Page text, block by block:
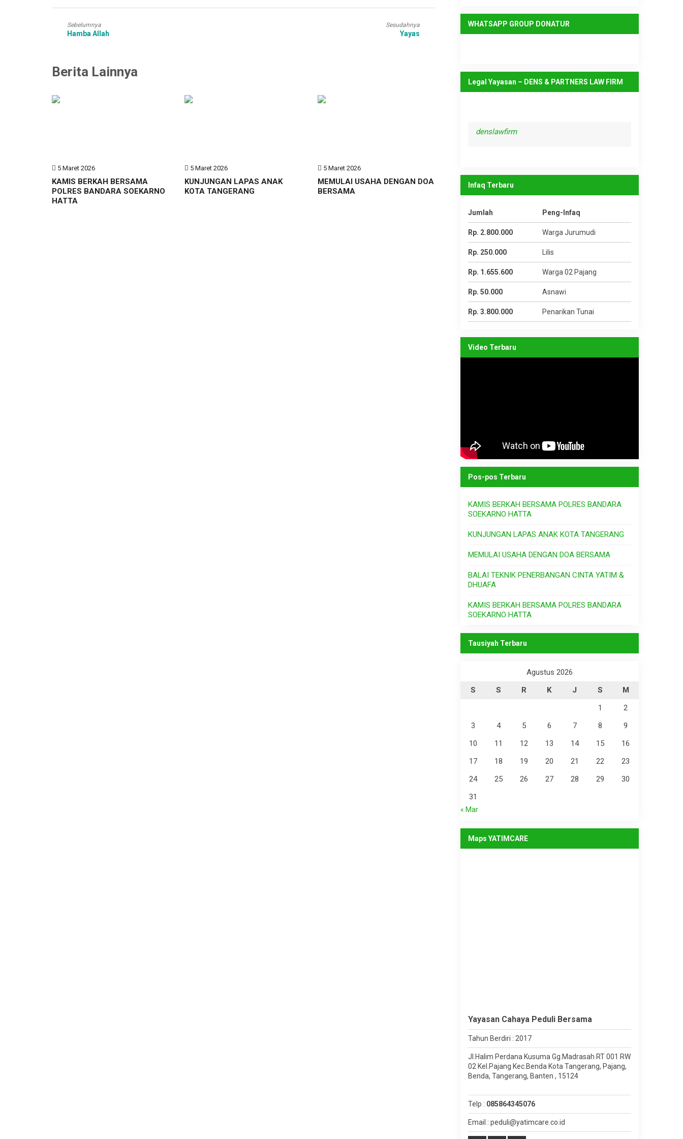
Sebelumnya
Hamba Allah
Sesudahnya
Yayas
Berita Lainnya
5 Maret 2026
KAMIS BERKAH BERSAMA
POLRES BANDARA SOEKARNO
HATTA
5 Maret 2026
KUNJUNGAN LAPAS ANAK
KOTA TANGERANG
5 Maret 2026
MEMULAI USAHA DENGAN DOA
BERSAMA
WHATSAPP GROUP DONATUR
Legal Yayasan – DENS & PARTNERS LAW FIRM
denslawfirm
Infaq Terbaru
Jumlah Peng-Infaq
Rp. 2.800.000 Warga Jurumudi
Rp. 250.000 Lilis
Rp. 1.655.600 Warga 02 Pajang
Rp. 50.000 Asnawi
Rp. 3.800.000 Penarikan Tunai
Video Terbaru
Pos-pos Terbaru
KAMIS BERKAH BERSAMA POLRES BANDARA
SOEKARNO HATTA
KUNJUNGAN LAPAS ANAK KOTA TANGERANG
MEMULAI USAHA DENGAN DOA BERSAMA
BALAI TEKNIK PENERBANGAN CINTA YATIM &
DHUAFA
KAMIS BERKAH BERSAMA POLRES BANDARA
SOEKARNO HATTA
Tausiyah Terbaru
Agustus 2026
S
S R K J S
M
1
2
3
4 5 6 7 8
9
10
11 12 13 14 15
16
17
18 19 20 21 22
23
24
25 26 27 28 29
30
31
« Mar
Maps YATIMCARE
Yayasan Cahaya Peduli Bersama
Tahun Berdiri : 2017
Jl.Halim Perdana Kusuma Gg.Madrasah RT 001 RW
02 Kel.Pajang Kec.Benda Kota Tangerang, Pajang,
Benda, Tangerang, Banten , 15124
Telp : 085864345076
Email : peduli@yatimcare.co.id